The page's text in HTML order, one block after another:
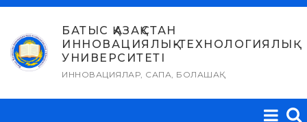
Skip
content
БАТЫС ҚАЗАҚСТАН
ИННОВАЦИЯЛЫҚ-ТЕХНОЛОГИЯЛЫҚ
УНИВЕРСИТЕТІ
ИННОВАЦИЯЛАР, САПА, БОЛАШАҚ